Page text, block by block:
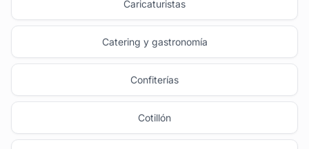
Caricaturistas
Catering y gastronomía
Confiterías
Cotillón